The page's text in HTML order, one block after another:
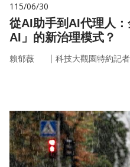
115/06/30
從AI助手到AI代理人
AI」的新治理模式？
賴郁薇 ｜ 科技大觀園特約記者